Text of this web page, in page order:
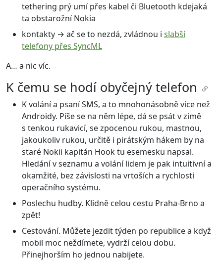
tethering prý umí přes kabel či Bluetooth kdejaká
ta obstarožní Nokia
kontakty → ač se to nezdá, zvládnou i slabší
telefony přes SyncML
A… a nic víc.
K čemu se hodí obyčejný telefon
K volání a psaní SMS, a to mnohonásobně více než
Androidy. Píše se na něm lépe, dá se psát v zimě
s tenkou rukavicí, se zpocenou rukou, mastnou,
jakoukoliv rukou, určitě i pirátským hákem by na
staré Nokii kapitán Hook tu esemesku napsal.
Hledání v seznamu a volání lidem je pak intuitivní a
okamžité, bez závislosti na vrtoších a rychlosti
operačního systému.
Poslechu hudby. Klidně celou cestu Praha-Brno a
zpět!
Cestování. Můžete jezdit týden po republice a když
mobil moc neždímete, vydrží celou dobu.
Přinejhorším ho jednou nabijete.